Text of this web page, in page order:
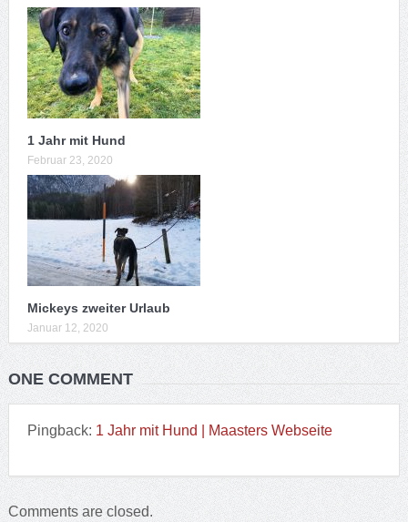
1 Jahr mit Hund
Februar 23, 2020
Mickeys zweiter Urlaub
Januar 12, 2020
ONE COMMENT
Pingback: 1 Jahr mit Hund | Maasters Webseite
Comments are closed.